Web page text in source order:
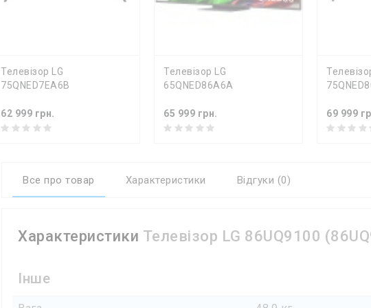
ДО КОШИКА
Телевізор LG
75QNED7EA6B
62 999 грн.
ДО КОШИКА
Телевізор LG
65QNED86A6A
65 999 грн.
ДО
69 999
Все про товар Характеристики Відгуки (0)
Характеристики Телевізор LG 86UQ9100
Інше